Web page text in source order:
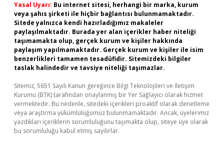
Yasal Uyarı: Bu internet sitesi, herhangi bir marka, kurum
veya şahıs şirketi ile hiçbir bağlantısı bulunmamaktadır.
Sitede yalnızca kendi hazırladığımız makaleler
paylaşılmaktadır. Burada yer alan içerikler haber niteliği
taşımamakta olup, gerçek kurum ve kişiler hakkında
paylaşım yapılmamaktadır. Gerçek kurum ve kişiler ile isim
benzerlikleri tamamen tesadüfidir. Sitemizdeki bilgiler
taslak halindedir ve tavsiye niteliği taşımazlar.
Sitemiz, 5651 Sayılı Kanun gereğince Bilgi Teknolojileri ve İletişim
Kurumu (BTK) tarafından onaylanmış bir Yer Sağlayıcı olarak hizmet
vermektedir. Bu nedenle, sitedeki içerikleri proaktif olarak denetleme
veya araştırma yükümlülüğümüz bulunmamaktadır. Ancak, üyelerimiz
yazdıkları içeriklerin sorumluluğunu taşımakta olup, siteye üye olarak
bu sorumluluğu kabul etmiş sayılırlar.